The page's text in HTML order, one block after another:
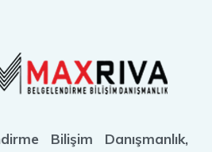
Bilişim Danışmanlık,